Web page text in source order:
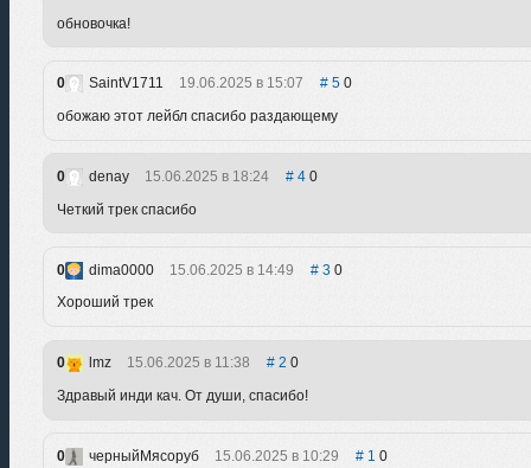
обновочка!
0 SaintV1711 19.06.2025 в 15:07 50
обожаю этот лейбл спасибо раздающему
0 denay 15.06.2025 в 18:24 40
Четкий трек спасибо
0 dima0000 15.06.2025 в 14:49 30
Хороший трек
0 lmz 15.06.2025 в 11:38 2 0
Здравый инди кач. От души, спасибо!
0 черныйМясоруб 15.06.2025 в 10:29 10